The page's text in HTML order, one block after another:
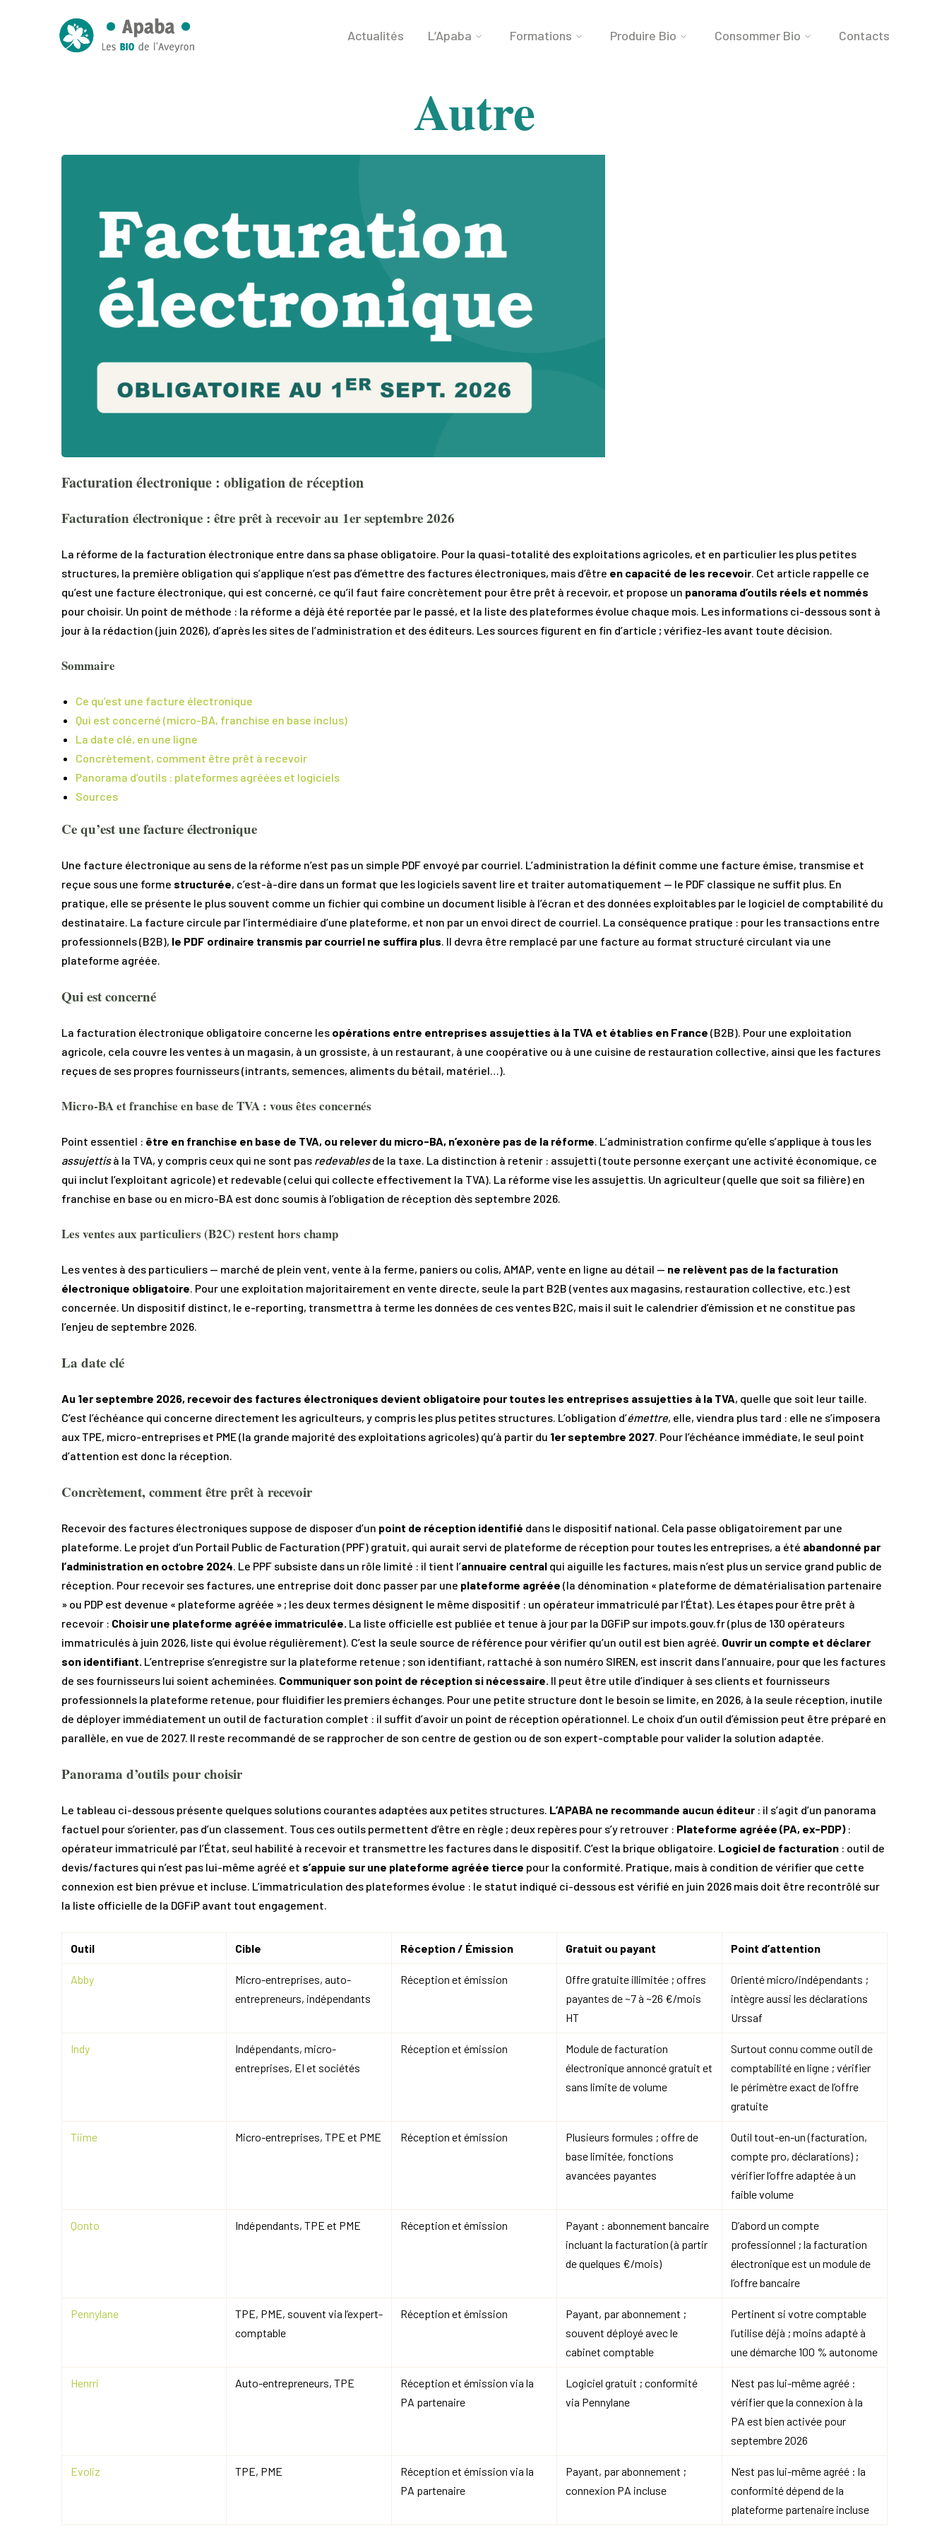
Actualités L’Apaba Formations Produire Bio Consommer Bio Contacts
Autre
Facturation électronique : obligation de réception
Facturation électronique : être prêt à recevoir au 1er septembre 2026
La réforme de la facturation électronique entre dans sa phase obligatoire. Pour la quasi-totalité des exploitations agricoles, et en particulier les plus petites
structures, la première obligation qui s’applique n’est pas d’émettre des factures électroniques, mais d’être en capacité de les recevoir. Cet article rappelle ce
qu’est une facture électronique, qui est concerné, ce qu’il faut faire concrètement pour être prêt à recevoir, et propose un panorama d’outils réels et nommés
pour choisir. Un point de méthode : la réforme a déjà été reportée par le passé, et la liste des plateformes évolue chaque mois. Les informations ci-dessous sont à
jour à la rédaction (juin 2026), d’après les sites de l’administration et des éditeurs. Les sources figurent en fin d’article ; vérifiez-les avant toute décision.
Sommaire
Ce qu’est une facture électronique
Qui est concerné (micro-BA, franchise en base inclus)
La date clé, en une ligne
Concrètement, comment être prêt à recevoir
Panorama d’outils : plateformes agréées et logiciels
Sources
Ce qu’est une facture électronique
Une facture électronique au sens de la réforme n’est pas un simple PDF envoyé par courriel. L’administration la définit comme une facture émise, transmise et
reçue sous une forme structurée, c’est-à-dire dans un format que les logiciels savent lire et traiter automatiquement — le PDF classique ne suffit plus. En
pratique, elle se présente le plus souvent comme un fichier qui combine un document lisible à l’écran et des données exploitables par le logiciel de comptabilité du
destinataire. La facture circule par l’intermédiaire d’une plateforme, et non par un envoi direct de courriel. La conséquence pratique : pour les transactions entre
professionnels (B2B), le PDF ordinaire transmis par courriel ne suffira plus. Il devra être remplacé par une facture au format structuré circulant via une
plateforme agréée.
Qui est concerné
La facturation électronique obligatoire concerne les opérations entre entreprises assujetties à la TVA et établies en France (B2B). Pour une exploitation
agricole, cela couvre les ventes à un magasin, à un grossiste, à un restaurant, à une coopérative ou à une cuisine de restauration collective, ainsi que les factures
reçues de ses propres fournisseurs (intrants, semences, aliments du bétail, matériel…).
Micro-BA et franchise en base de TVA : vous êtes concernés
Point essentiel : être en franchise en base de TVA, ou relever du micro-BA, n’exonère pas de la réforme. L’administration confirme qu’elle s’applique à tous les
assujettisà la TVA, y compris ceux qui ne sont pas redevablesde la taxe. La distinction à retenir : assujetti (toute personne exerçant une activité économique, ce
qui inclut l’exploitant agricole) et redevable (celui qui collecte effectivement la TVA). La réforme vise les assujettis. Un agriculteur (quelle que soit sa filière) en
franchise en base ou en micro-BA est donc soumis à l’obligation de réception dès septembre 2026.
Les ventes aux particuliers (B2C) restent hors champ
Les ventes à des particuliers — marché de plein vent, vente à la ferme, paniers ou colis, AMAP, vente en ligne au détail — ne relèvent pas de la facturation
électronique obligatoire. Pour une exploitation majoritairement en vente directe, seule la part B2B (ventes aux magasins, restauration collective, etc.) est
concernée. Un dispositif distinct, le e-reporting, transmettra à terme les données de ces ventes B2C, mais il suit le calendrier d’émission et ne constitue pas
l’enjeu de septembre 2026.
La date clé
Au 1er septembre 2026, recevoir des factures électroniques devient obligatoire pour toutes les entreprises assujetties à la TVA, quelle que soit leur taille.
C’est l’échéance qui concerne directement les agriculteurs, y compris les plus petites structures. L’obligation d’émettre, elle, viendra plus tard : elle ne s’imposera
aux TPE, micro-entreprises et PME (la grande majorité des exploitations agricoles) qu’à partir du 1er septembre 2027. Pour l’échéance immédiate, le seul point
d’attention est donc la réception.
Concrètement, comment être prêt à recevoir
Recevoir des factures électroniques suppose de disposer d’un point de réception identifié dans le dispositif national. Cela passe obligatoirement par une
plateforme. Le projet d’un Portail Public de Facturation (PPF) gratuit, qui aurait servi de plateforme de réception pour toutes les entreprises, a été abandonné par
l’administration en octobre 2024. Le PPF subsiste dans un rôle limité : il tient l’annuaire central qui aiguille les factures, mais n’est plus un service grand public de
réception. Pour recevoir ses factures, une entreprise doit donc passer par une plateforme agréée (la dénomination « plateforme de dématérialisation partenaire
» ou PDP est devenue « plateforme agréée » ; les deux termes désignent le même dispositif : un opérateur immatriculé par l’État). Les étapes pour être prêt à
recevoir : Choisir une plateforme agréée immatriculée. La liste officielle est publiée et tenue à jour par la DGFiP sur impots.gouv.fr (plus de 130 opérateurs
immatriculés à juin 2026, liste qui évolue régulièrement). C’est la seule source de référence pour vérifier qu’un outil est bien agréé. Ouvrir un compte et déclarer
son identifiant. L’entreprise s’enregistre sur la plateforme retenue ; son identifiant, rattaché à son numéro SIREN, est inscrit dans l’annuaire, pour que les factures
de ses fournisseurs lui soient acheminées. Communiquer son point de réception si nécessaire. Il peut être utile d’indiquer à ses clients et fournisseurs
professionnels la plateforme retenue, pour fluidifier les premiers échanges. Pour une petite structure dont le besoin se limite, en 2026, à la seule réception, inutile
de déployer immédiatement un outil de facturation complet : il suffit d’avoir un point de réception opérationnel. Le choix d’un outil d’émission peut être préparé en
parallèle, en vue de 2027. Il reste recommandé de se rapprocher de son centre de gestion ou de son expert-comptable pour valider la solution adaptée.
Panorama d’outils pour choisir
Le tableau ci-dessous présente quelques solutions courantes adaptées aux petites structures. L’APABA ne recommande aucun éditeur : il s’agit d’un panorama
factuel pour s’orienter, pas d’un classement. Tous ces outils permettent d’être en règle ; deux repères pour s’y retrouver : Plateforme agréée (PA, ex-PDP):
opérateur immatriculé par l’État, seul habilité à recevoir et transmettre les factures dans le dispositif. C’est la brique obligatoire. Logiciel de facturation : outil de
devis/factures qui n’est pas lui-même agréé et s’appuie sur une plateforme agréée tierce pour la conformité. Pratique, mais à condition de vérifier que cette
connexion est bien prévue et incluse. L’immatriculation des plateformes évolue : le statut indiqué ci-dessous est vérifié en juin 2026 mais doit être recontrôlé sur
la liste officielle de la DGFiP avant tout engagement.
Outil Cible Réception / Émission Gratuit ou payant Point d’attention
Abby
Micro-entreprises, auto-
entrepreneurs, indépendants
Réception et émission
Offre gratuite illimitée ; offres
payantes de ~7 à ~26 €/mois
HT
Orienté micro/indépendants ;
intègre aussi les déclarations
Urssaf
Indy
Indépendants, micro-
entreprises, EI et sociétés
Réception et émission
Module de facturation
électronique annoncé gratuit et
sans limite de volume
Surtout connu comme outil de
comptabilité en ligne ; vérifier
le périmètre exact de l’offre
gratuite
Tiime Micro-entreprises, TPE et PME Réception et émission
Plusieurs formules ; offre de
base limitée, fonctions
avancées payantes
Outil tout-en-un (facturation,
compte pro, déclarations) ;
vérifier l’offre adaptée à un
faible volume
Qonto Indépendants, TPE et PME Réception et émission
Payant : abonnement bancaire
incluant la facturation (à partir
de quelques €/mois)
D’abord un compte
professionnel ; la facturation
électronique est un module de
l’offre bancaire
Pennylane
TPE, PME, souvent via l’expert-
comptable
Réception et émission
Payant, par abonnement ;
souvent déployé avec le
cabinet comptable
Pertinent si votre comptable
l’utilise déjà ; moins adapté à
une démarche 100 % autonome
Henrri Auto-entrepreneurs, TPE
Réception et émission via la
PA partenaire
Logiciel gratuit ; conformité
via Pennylane
N’est pas lui-même agréé :
vérifier que la connexion à la
PA est bien activée pour
septembre 2026
Evoliz TPE, PME
Réception et émission via la
PA partenaire
Payant, par abonnement ;
connexion PA incluse
N’est pas lui-même agréé : la
conformité dépend de la
plateforme partenaire incluse